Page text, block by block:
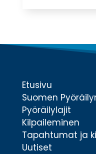
Etusivu
Suomen
Pyöräilylajit
Kilpaileminen
Tapahtumat ja
Uutiset